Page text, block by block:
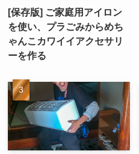
[保存版] ご家庭用アイロン
を使い、プラごみからめち
ゃんこカワイイアクセサリ
ーを作る